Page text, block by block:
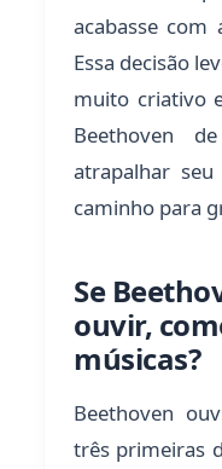
acabasse com
Essa decisão
muito criativo
Beethoven
atrapalhar
caminho para
Se
ouvir,
músicas?
Beethoven
três primeiras